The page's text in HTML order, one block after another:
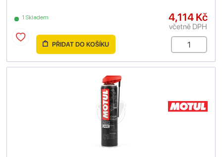
1 Skladem 4,114 Kč
včetně DPH
PŘIDAT DO KOŠÍKU